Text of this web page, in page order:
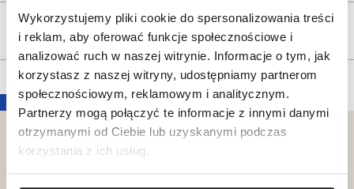
Wykorzystujemy pliki cookie do spersonalizowania treści
i reklam, aby oferować funkcje społecznościowe i
analizować ruch w naszej witrynie. Informacje o tym, jak
korzystasz z naszej witryny, udostępniamy partnerom
społecznościowym, reklamowym i analitycznym.
Partnerzy mogą połączyć te informacje z innymi danymi
otrzymanymi od Ciebie lub uzyskanymi podczas
korzystania z ich usług.
Tagi